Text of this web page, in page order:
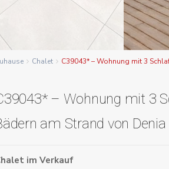
Chalet C39043* – Wohnung mit 3
– Wohnung mit 3
am Strand von Denia
im Verkauf